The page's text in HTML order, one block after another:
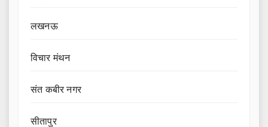
लखनऊ
विचार मंथन
संत कबीर नगर
सीतापुर